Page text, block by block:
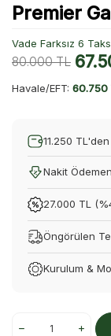
Premier
Vade Farksız 6
80.000TL
Havale/EFT: 60.750
11.250
Nakit
27.000 TL
Öngörülen
Kurulum &